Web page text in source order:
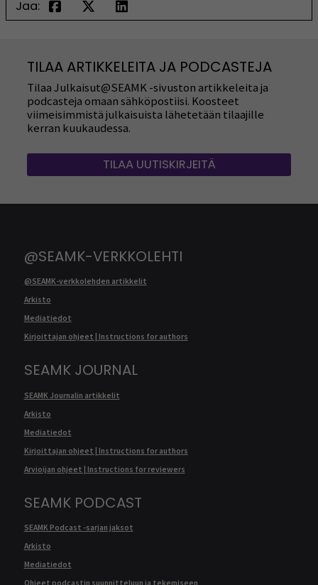
Jaa:
TILAA ARTIKKELEITA JA PODCASTEJA
Tilaa Julkaisut@SEAMK -sivuston artikkeleita ja
podcasteja omaan sähköpostiisi. Koosteet
viimeisimmistä julkaisuista lähetetään tilaajille
kerran kuukaudessa.
TILAA UUTISKIRJEITÄ
@SEAMK-VERKKOLEHTI
@SEAMK-verkkolehden artikkelit
Arkisto
Mediatiedot
Kirjoittajan ohjeet | Instructions for authors
SEAMK JOURNAL
SEAMK Journalin artikkelit
Arkisto
Mediatiedot
Kirjoittajan ohjeet | Instructions for authors
Arvioijan ohjeet | Instructions for reviewers
SEAMK PODCAST
SEAMK Podcast -sarjan jaksot
Arkisto
Mediatiedot